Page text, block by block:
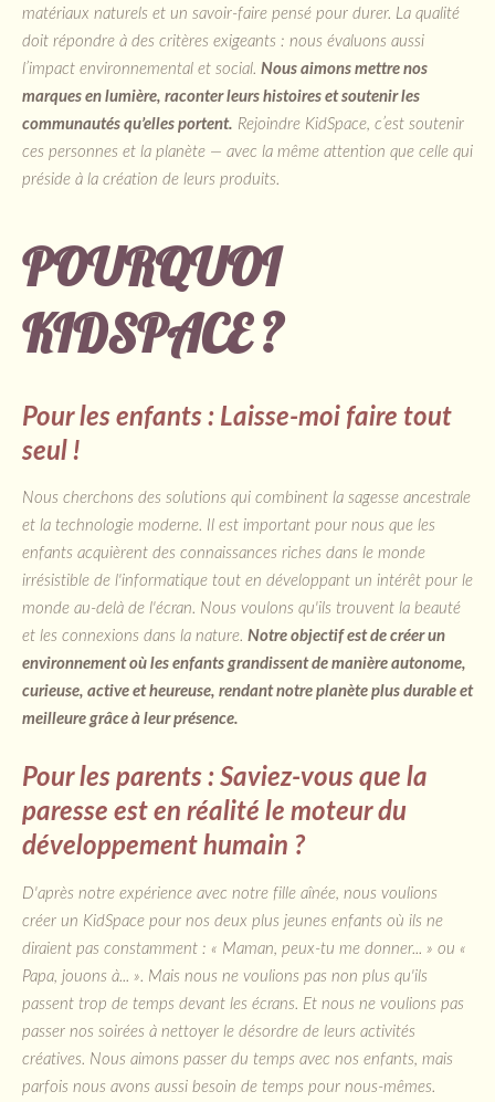
matériaux naturels et un savoir-faire pensé pour durer. La qualité
doit répondre à des critères exigeants : nous évaluons aussi
l’impact environnemental et social. Nous aimons mettre nos
marques en lumière, raconter leurs histoires et soutenir les
communautés qu’elles portent. Rejoindre KidSpace, c’est soutenir
ces personnes et la planète — avec la même attention que celle qui
préside à la création de leurs produits.
POURQUOI
KIDSPACE ?
Pour les enfants : Laisse-moi faire tout
seul !
Nous cherchons des solutions qui combinent la sagesse ancestrale
et la technologie moderne. Il est important pour nous que les
enfants acquièrent des connaissances riches dans le monde
irrésistible de l'informatique tout en développant un intérêt pour le
monde au-delà de l'écran. Nous voulons qu'ils trouvent la beauté
et les connexions dans la nature. Notre objectif est de créer un
environnement où les enfants grandissent de manière autonome,
curieuse, active et heureuse, rendant notre planète plus durable et
meilleure grâce à leur présence.
Pour les parents : Saviez-vous que la
paresse est en réalité le moteur du
développement humain ?
D'après notre expérience avec notre fille aînée, nous voulions
créer un KidSpace pour nos deux plus jeunes enfants où ils ne
diraient pas constamment : « Maman, peux-tu me donner... » ou «
Papa, jouons à... ». Mais nous ne voulions pas non plus qu'ils
passent trop de temps devant les écrans. Et nous ne voulions pas
passer nos soirées à nettoyer le désordre de leurs activités
créatives. Nous aimons passer du temps avec nos enfants, mais
parfois nous avons aussi besoin de temps pour nous-mêmes.